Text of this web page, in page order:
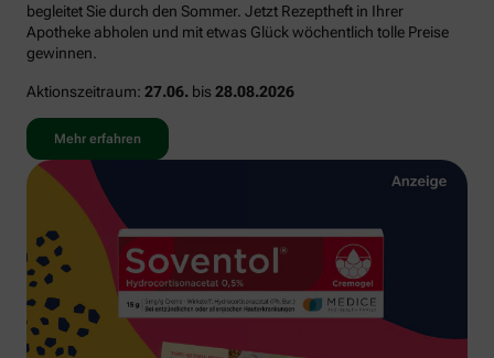
begleitet Sie durch den Sommer. Jetzt Rezeptheft in Ihrer
Apotheke abholen und mit etwas Glück wöchentlich tolle Preise
gewinnen.
Aktionszeitraum: 27.06. bis 28.08.2026
Mehr erfahren